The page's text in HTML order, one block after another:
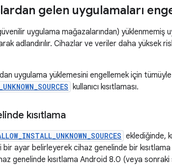
gelen uygulamaları
uygulama mağazalarından) yüklenmemiş
adlandırılır. Cihazlar ve veriler daha yüksek
uygulama yüklemesini engellemek için
kullanıcı kısıtlaması.
kısıtlama
eklediğinde,
ayar belirleyerek cihaz genelinde bir
genelinde kısıtlama Android 8.0 (veya